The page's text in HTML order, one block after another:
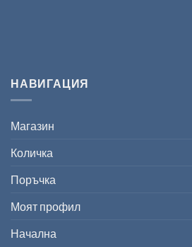
НАВИГАЦИЯ
Магазин
Количка
Поръчка
Моят профил
Начална